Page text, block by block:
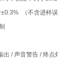
（不含进样误
/ 声音警告 / 终点